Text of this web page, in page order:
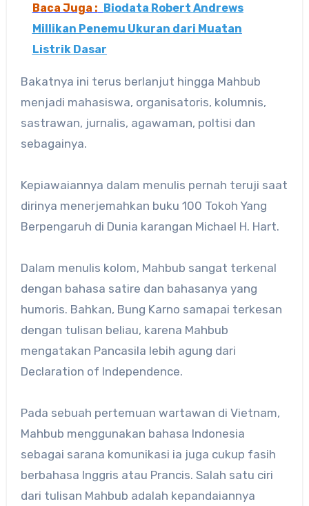
Baca Juga : Biodata Robert Andrews
Millikan Penemu Ukuran dari Muatan
Listrik Dasar
Bakatnya ini terus berlanjut hingga Mahbub
menjadi mahasiswa, organisatoris, kolumnis,
sastrawan, jurnalis, agawaman, poltisi dan
sebagainya.
Kepiawaiannya dalam menulis pernah teruji saat
dirinya menerjemahkan buku 100 Tokoh Yang
Berpengaruh di Dunia karangan Michael H. Hart.
Dalam menulis kolom, Mahbub sangat terkenal
dengan bahasa satire dan bahasanya yang
humoris. Bahkan, Bung Karno samapai terkesan
dengan tulisan beliau, karena Mahbub
mengatakan Pancasila lebih agung dari
Declaration of Independence.
Pada sebuah pertemuan wartawan di Vietnam,
Mahbub menggunakan bahasa Indonesia
sebagai sarana komunikasi ia juga cukup fasih
berbahasa Inggris atau Prancis. Salah satu ciri
dari tulisan Mahbub adalah kepandaiannya